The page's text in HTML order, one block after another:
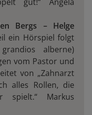
Bergs – Helge
ein Hörspiel folgt
alberne)
vom Pastor und
von „Zahnarzt
alles Rollen, die
spielt.“ Markus